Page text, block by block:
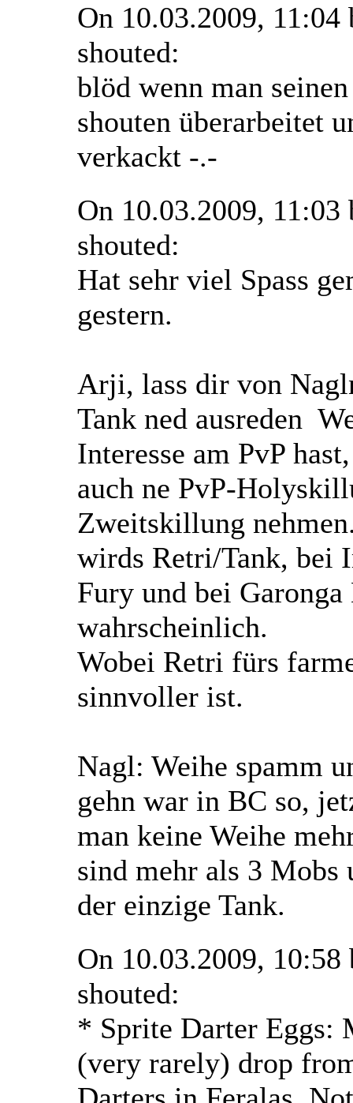
On 10.03.2009,
shouted:
blöd wenn man
shouten überarbeitet
verkackt -.-
On 10.03.2009,
shouted:
Hat sehr viel Spass
gestern.
Arji, lass dir von
Tank ned ausreden
Interesse am PvP
auch ne PvP-
Zweitskillung
wirds Retri/Tank, bei
Fury und bei
wahrscheinlich.
Wobei Retri fürs
sinnvoller ist.
Nagl: Weihe spamm
gehn war in BC so,
man keine Weihe
sind mehr als 3 Mobs
der einzige Tank.
On 10.03.2009,
shouted:
* Sprite Darter Eggs:
(very rarely) drop